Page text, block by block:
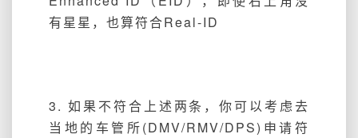
有星星，也算符合Real-ID
3. 如果不符合上述两条，你可以考虑去
当地的车管所(DMV/RMV/DPS)申请符